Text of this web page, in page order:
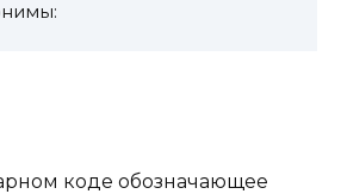
коде обозначающее